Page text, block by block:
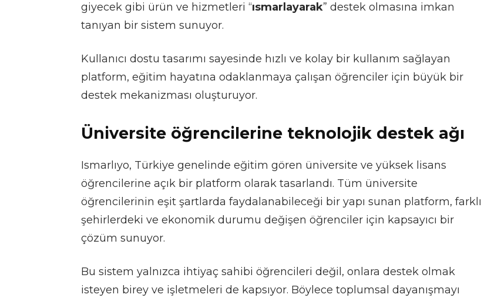
giyecek gibi ürün ve hizmetleri “ısmarlayarak” destek olmasına imkan
tanıyan bir sistem sunuyor.
Kullanıcı dostu tasarımı sayesinde hızlı ve kolay bir kullanım sağlayan
platform, eğitim hayatına odaklanmaya çalışan öğrenciler için büyük bir
destek mekanizması oluşturuyor.
Üniversite öğrencilerine teknolojik destek ağı
Ismarlıyo, Türkiye genelinde eğitim gören üniversite ve yüksek lisans
öğrencilerine açık bir platform olarak tasarlandı. Tüm üniversite
öğrencilerinin eşit şartlarda faydalanabileceği bir yapı sunan platform, farklı
şehirlerdeki ve ekonomik durumu değişen öğrenciler için kapsayıcı bir
çözüm sunuyor.
Bu sistem yalnızca ihtiyaç sahibi öğrencileri değil, onlara destek olmak
isteyen birey ve işletmeleri de kapsıyor. Böylece toplumsal dayanışmayı